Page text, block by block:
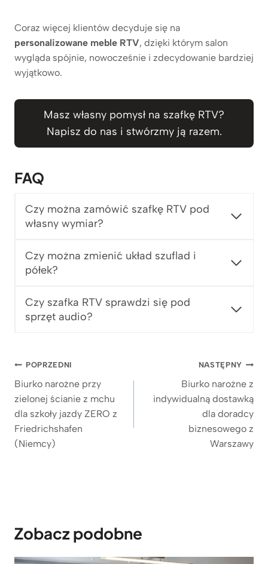
Coraz więcej klientów decyduje się na
personalizowane meble RTV, dzięki którym salon
wygląda spójnie, nowocześnie i zdecydowanie bardziej
wyjątkowo.
Masz własny pomysł na szafkę RTV?
Napisz do nas i stwórzmy ją razem.
FAQ
Czy można zamówić szafkę RTV pod
własny wymiar?
Czy można zmienić układ szuflad i
półek?
Czy szafka RTV sprawdzi się pod
sprzęt audio?
Nawigacja
wpisu
POPRZEDNI
Biurko narożne przy
zielonej ścianie z mchu
dla szkoły jazdy ZERO z
Friedrichshafen
(Niemcy)
NASTĘPNY
Biurko narożne z
indywidualną dostawką
dla doradcy
biznesowego z
Warszawy
Zobacz podobne